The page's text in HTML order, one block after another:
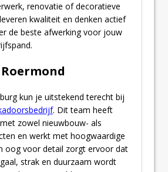
renovatie of decoratieve
kwaliteit en denken actief
de beste afwerking voor jouw
kun je uitstekend terecht bij
. Dit team heeft
zowel nieuwbouw- als
en werkt met hoogwaardige
oog voor detail zorgt ervoor dat
strak en duurzaam wordt